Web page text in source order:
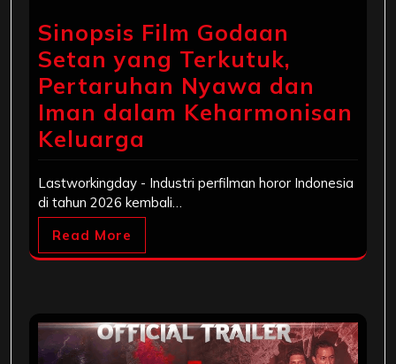
Sinopsis Film Godaan
Setan yang Terkutuk,
Pertaruhan Nyawa dan
Iman dalam Keharmonisan
Keluarga
Lastworkingday - Industri perfilman horor Indonesia
di tahun 2026 kembali…
Read More